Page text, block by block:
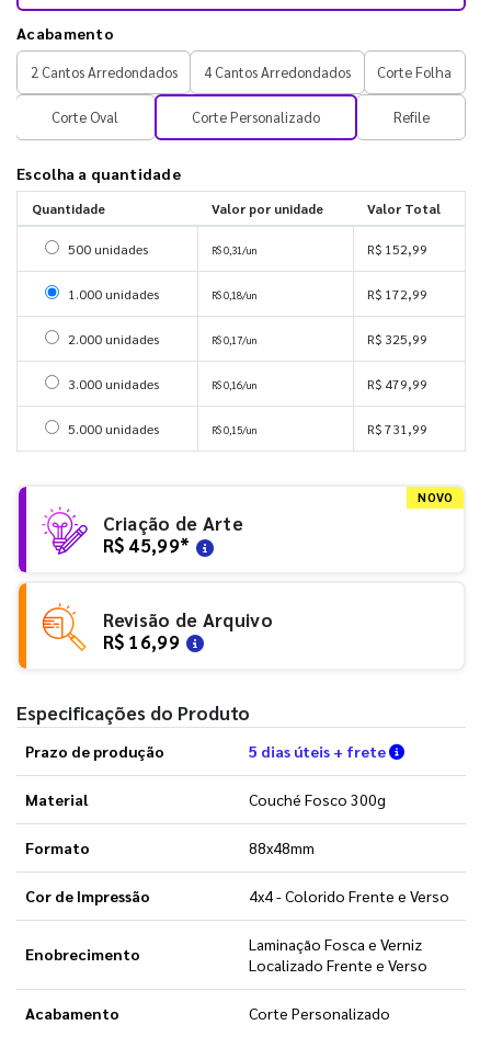
Acabamento
2 Cantos Arredondados 4 Cantos Arredondados Corte Folha
Corte Oval Corte Personalizado Refile
Escolha a quantidade
Quantidade Valor por unidade Valor Total
Selecionar 500 unidades
500 unidades R$ 0,31/un R$ 152,99
Selecionar 1000 unidades
1.000 unidades R$ 0,18/un R$ 172,99
Selecionar 2000 unidades
2.000 unidades R$ 0,17/un R$ 325,99
Selecionar 3000 unidades
3.000 unidades R$ 0,16/un R$ 479,99
Selecionar 5000 unidades
5.000 unidades R$ 0,15/un R$ 731,99
NOVO
Criação de Arte
R$ 45,99*
Revisão de Arquivo
R$ 16,99
Especificações do Produto
Prazo de produção 5 dias úteis + frete Verifique
Material Couché Fosco 300g
Formato 88x48mm
Cor de Impressão 4x4 - Colorido Frente e Verso
Enobrecimento
Laminação Fosca e Verniz
Localizado Frente e Verso
Acabamento Corte Personalizado